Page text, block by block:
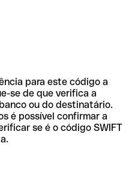
para este código a
se de que verifica a
ou do destinatário.
é possível confirmar a
se é o código SWIFT